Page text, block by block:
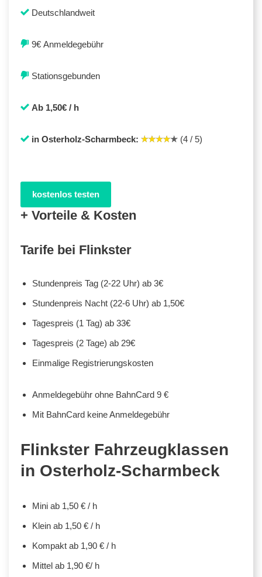
Deutschlandweit
9€ Anmeldegebühr
Stationsgebunden
Ab 1,50€ / h
in Osterholz-Scharmbeck: (4 / 5)
kostenlos testen
+ Vorteile & Kosten
Tarife bei Flinkster
Stundenpreis Tag (2-22 Uhr) ab 3€
Stundenpreis Nacht (22-6 Uhr) ab 1,50€
Tagespreis (1 Tag) ab 33€
Tagespreis (2 Tage) ab 29€
Einmalige Registrierungskosten
Anmeldegebühr ohne BahnCard 9 €
Mit BahnCard keine Anmeldegebühr
Flinkster Fahrzeugklassen
in Osterholz-Scharmbeck
Mini ab 1,50 € / h
Klein ab 1,50 € / h
Kompakt ab 1,90 € / h
Mittel ab 1,90 €/ h